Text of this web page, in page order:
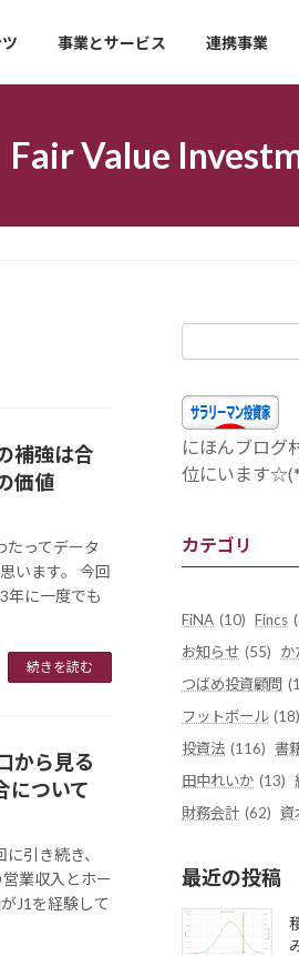
事業とサービス 連携事業
Value
補強は合
価値
たってデータ
います。 今回
年に一度でも
続きを読む
から見る
について
引き続き、
業収入とホー
J1を経験して
にほんブログ
位にいます☆(*
カテゴリ
FiNA (10) Fincs
お知らせ (55) か
つばめ投資顧問
フットボール (18)
投資法 (116) 書
田中れいか (13)
財務会計 (62) 資
最近の投稿